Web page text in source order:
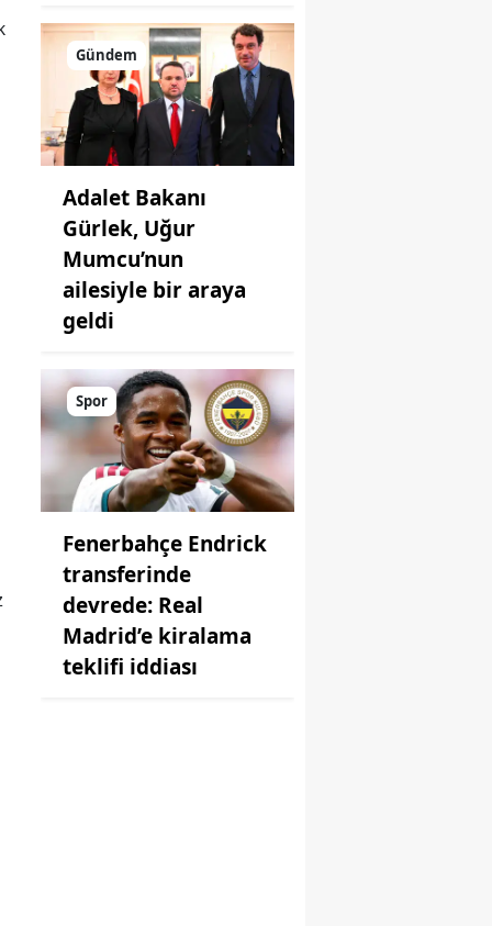
Gündem
Adalet Bakanı
Gürlek, Uğur
Mumcu’nun
ailesiyle bir araya
geldi
Spor
Fenerbahçe Endrick
transferinde
devrede: Real
Madrid’e kiralama
teklifi iddiası